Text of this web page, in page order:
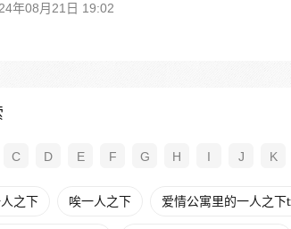
年08月21日 19:02
C D E F G H I J K
之下 唉一人之下 爱情公寓里的一人之下